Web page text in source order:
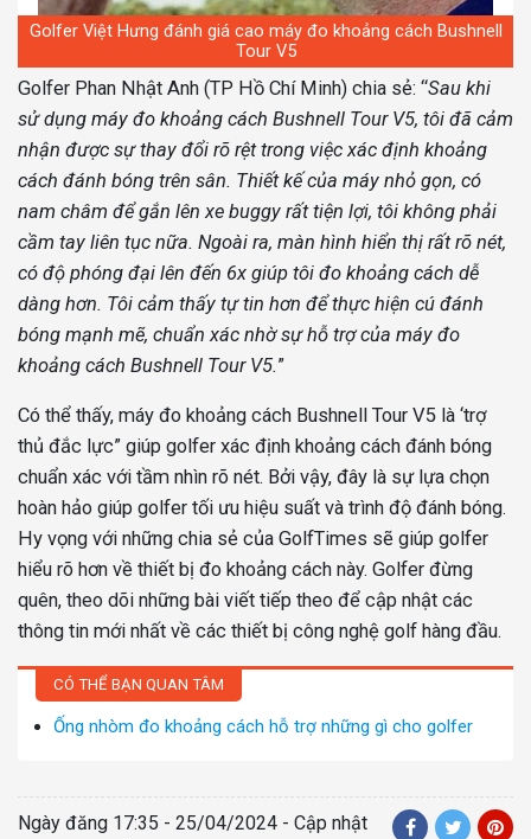
Golfer Việt Hưng đánh giá cao máy đo khoảng cách Bushnell
Tour V5
Golfer Phan Nhật Anh (TP Hồ Chí Minh) chia sẻ: “Sau khi
sử dụng máy đo khoảng cách Bushnell Tour V5, tôi đã cảm
nhận được sự thay đổi rõ rệt trong việc xác định khoảng
cách đánh bóng trên sân. Thiết kế của máy nhỏ gọn, có
nam châm để gắn lên xe buggy rất tiện lợi, tôi không phải
cầm tay liên tục nữa. Ngoài ra, màn hình hiển thị rất rõ nét,
có độ phóng đại lên đến 6x giúp tôi đo khoảng cách dễ
dàng hơn. Tôi cảm thấy tự tin hơn để thực hiện cú đánh
bóng mạnh mẽ, chuẩn xác nhờ sự hỗ trợ của máy đo
khoảng cách Bushnell Tour V5.”
Có thể thấy, máy đo khoảng cách Bushnell Tour V5 là ‘trợ
thủ đắc lực” giúp golfer xác định khoảng cách đánh bóng
chuẩn xác với tầm nhìn rõ nét. Bởi vậy, đây là sự lựa chọn
hoàn hảo giúp golfer tối ưu hiệu suất và trình độ đánh bóng.
Hy vọng với những chia sẻ của GolfTimes sẽ giúp golfer
hiểu rõ hơn về thiết bị đo khoảng cách này. Golfer đừng
quên, theo dõi những bài viết tiếp theo để cập nhật các
thông tin mới nhất về các thiết bị công nghệ golf hàng đầu.
CÓ THỂ BẠN QUAN TÂM
Ống nhòm đo khoảng cách hỗ trợ những gì cho golfer
Ngày đăng 17:35 - 25/04/2024 - Cập nhật